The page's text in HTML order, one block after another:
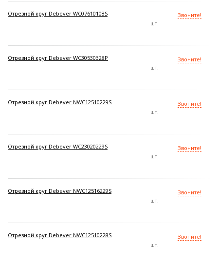
Отрезной круг Debever WC07610108S
шт.
Звоните!
Отрезной круг Debever WC30530328P
шт.
Звоните!
Отрезной круг Debever NWC12510229S
шт.
Звоните!
Отрезной круг Debever WC23020229S
шт.
Звоните!
Отрезной круг Debever NWC12516229S
шт.
Звоните!
Отрезной круг Debever NWC12510228S
шт.
Звоните!